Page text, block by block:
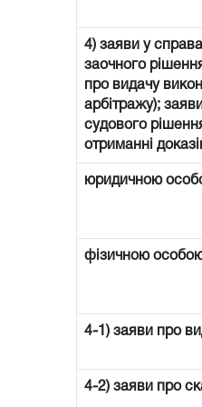
4) заяви у
заочного
про видачу
арбітражу);
судового
отриманні
юридичною
фізичною
4-1) заяви про
4-2) заяви про